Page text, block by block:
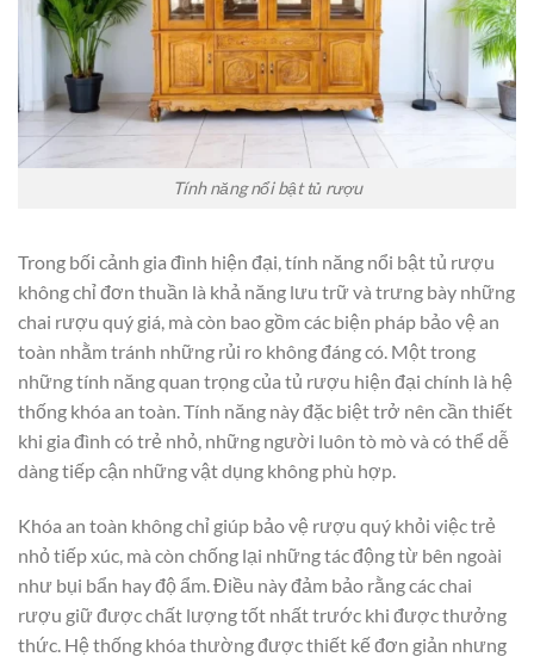
Tính năng nổi bật tủ rượu
Trong bối cảnh gia đình hiện đại, tính năng nổi bật tủ rượu
không chỉ đơn thuần là khả năng lưu trữ và trưng bày những
chai rượu quý giá, mà còn bao gồm các biện pháp bảo vệ an
toàn nhằm tránh những rủi ro không đáng có. Một trong
những tính năng quan trọng của tủ rượu hiện đại chính là hệ
thống khóa an toàn. Tính năng này đặc biệt trở nên cần thiết
khi gia đình có trẻ nhỏ, những người luôn tò mò và có thể dễ
dàng tiếp cận những vật dụng không phù hợp.
Khóa an toàn không chỉ giúp bảo vệ rượu quý khỏi việc trẻ
nhỏ tiếp xúc, mà còn chống lại những tác động từ bên ngoài
như bụi bẩn hay độ ẩm. Điều này đảm bảo rằng các chai
rượu giữ được chất lượng tốt nhất trước khi được thưởng
thức. Hệ thống khóa thường được thiết kế đơn giản nhưng